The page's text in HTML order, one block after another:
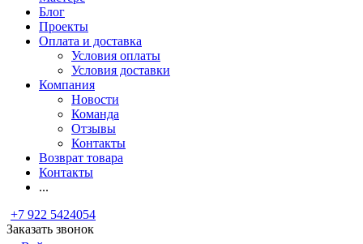
Блог
Проекты
Оплата и доставка
Условия оплаты
Условия доставки
Компания
Новости
Команда
Отзывы
Контакты
Возврат товара
Контакты
...
+7 922 5424054
Заказать звонок